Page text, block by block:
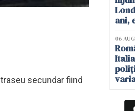
secundar fiind
ani,
06